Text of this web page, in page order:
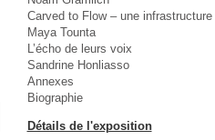
Carved to Flow – une
Maya Tounta
L’écho de leurs voix
Sandrine Honliasso
Annexes
Biographie
Détails de l'exposition